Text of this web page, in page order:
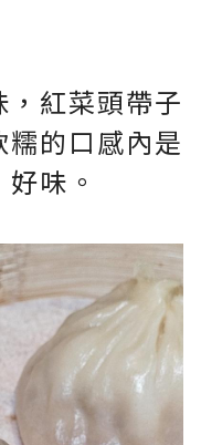
紅菜頭帶子
的口感內是
味。